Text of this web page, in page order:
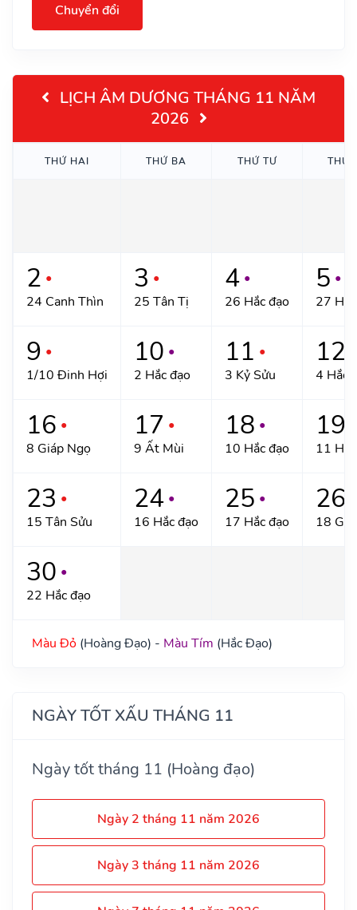
Chuyển đổi
LỊCH ÂM DƯƠNG THÁNG 11 NĂM
2026
THỨ HAI THỨ BA THỨ TƯ THỨ
2 ●
24 Canh Thìn
3 ●
25 Tân Tị
4 ●
26 Hắc đạo
5 ●
27
9 ●
1/10 Đinh Hợi
10 ●
2 Hắc đạo
11 ●
3 Kỷ Sửu
12
4 Hắc
16 ●
8 Giáp Ngọ
17 ●
9 Ất Mùi
18 ●
10 Hắc đạo
19
11
23 ●
15 Tân Sửu
24 ●
16 Hắc đạo
25 ●
17 Hắc đạo
26
18
30 ●
22 Hắc đạo
Màu Đỏ (Hoàng Đạo) - Màu Tím (Hắc Đạo)
NGÀY TỐT XẤU THÁNG 11
Ngày tốt tháng 11 (Hoàng đạo)
Ngày 2 tháng 11 năm 2026
Ngày 3 tháng 11 năm 2026